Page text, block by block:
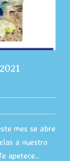
mes se abre
a nuestro
apetece...